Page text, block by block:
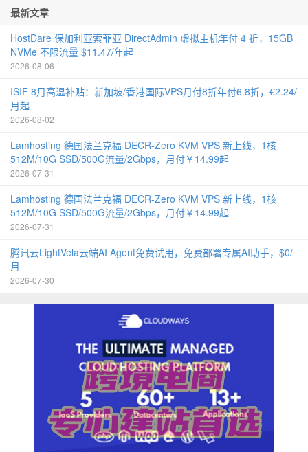
最新文章
HostDare 保加利亚索菲亚 DirectAdmin 虚拟主机年付 4 折，15GB
NVMe 不限流量 $11.47/年起
2026-08-06
ISIF 8月高温补贴：新加坡/香港国际VPS月付8折年付6.8折，€2.24/
月起
2026-08-02
Lamhosting 德国法兰克福 DECR-Zero KVM VPS 新上线，1核
512M/10G SSD/500G流量/2Gbps，月付￥14.99起
2026-07-31
Lamhosting 德国法兰克福 DECR-Zero KVM VPS 新上线，1核
512M/10G SSD/500G流量/2Gbps，月付￥14.99起
2026-07-31
腾讯云LightVela云端AI Agent免费试用，免费部署专属AI助手，$0/
月
2026-07-30